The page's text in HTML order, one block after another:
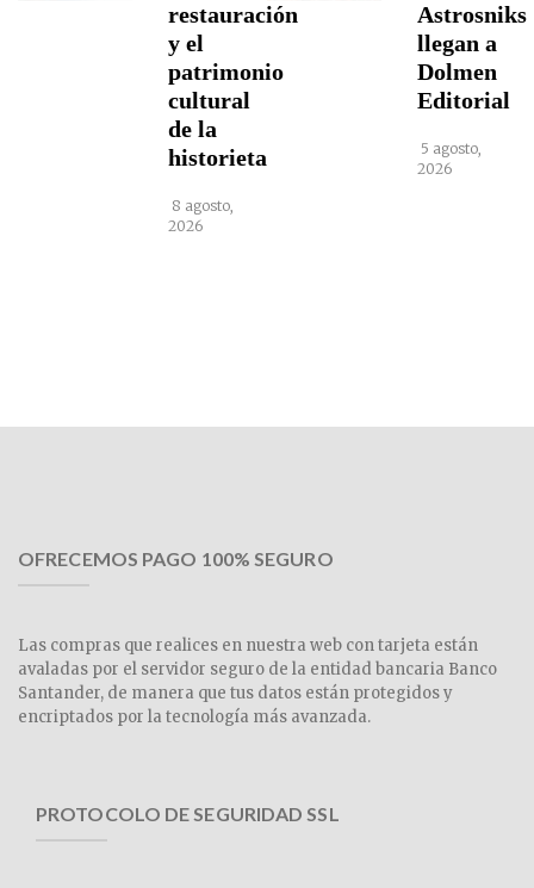
restauración
y el
patrimonio
cultural
de la
historieta
8 agosto,
2026
Astrosniks
llegan a
Dolmen
Editorial
5 agosto,
2026
OFRECEMOS PAGO 100% SEGURO
Las compras que realices en nuestra web con tarjeta están
avaladas por el servidor seguro de la entidad bancaria Banco
Santander, de manera que tus datos están protegidos y
encriptados por la tecnología más avanzada.
PROTOCOLO DE SEGURIDAD SSL